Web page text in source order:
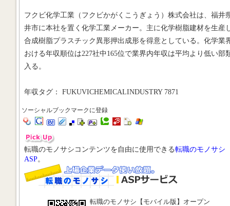
フクビ化学工業（フクビかがくこうぎょう）株式会社は、福井
井市に本社を置く化学工業メーカー。主に化学樹脂建材を生産
合成樹脂プラスチック異形押出成形を得意としている。化学業
おける年収順位は227社中165位で業界内年収は平均より低い部
入る。
年収タグ： FUKUVICHEMICALINDUSTRY 7871
ソーシャルブックマークに登録
転職のモノサシコンテンツを自由に使用できる転職のモノサシ
ASP。
転職のモノサシ【モバイル版】オープン